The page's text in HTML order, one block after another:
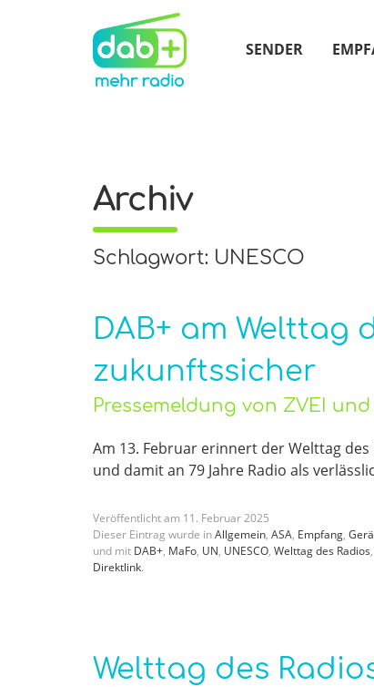
SENDER
Archiv
Schlagwort: UNESCO
DAB+ am Welttag
zukunftssicher
Pressemeldung von ZVEI
Am 13. Februar erinnert der Welttag
und damit an 79 Jahre Radio als
Veröffentlicht am 11 . Februar2025
Dieser Eintrag wurde inAllgemein, ASA, Empfang,
und mit DAB+, MaFo, UN, UNESCO, Welttag des Radios,
Direktlink.
Welttag des